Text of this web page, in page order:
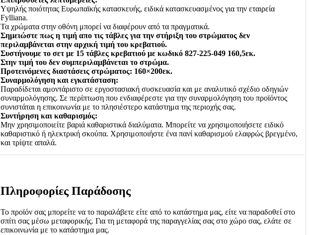
Υψηλής ποιότητας Ευρωπαϊκής κατασκευής, ειδικά κατασκευασμένος για την εταιρεία
Fylliana.
Τα χρώματα στην οθόνη μπορεί να διαφέρουν από τα πραγματικά.
Σημειώστε πως η τιμή απο τις τάβλες για την στήριξη του στρώματος δεν
περιλαμβάνεται στην αρχική τιμή του κρεβατιού.
Συστήνουμε το σετ με 15 τάβλες κρεβατιού με κωδικό 827-225-049 160,5εκ.
Στην τιμή του δεν συμπεριλαμβάνεται το στρώμα.
Προτεινόμενες διαστάσεις στρώματος: 160×200εκ.
Συναρμολόγηση και εγκατάσταση:
Παραδίδεται αμοντάριστο σε εργοστασιακή συσκευασία και με αναλυτικό σχέδιο οδηγιών
συναρμολόγησης. Σε περίπτωση που ενδιαφέρεστε για την συναρμολόγηση του προϊόντος
συνιστάται η επικοινωνία με το πλησιέστερο κατάστημα της περιοχής σας.
Συντήρηση και καθαρισμός:
Μην χρησιμοποιείτε βαριά καθαριστικά διαλύματα. Μπορείτε να χρησιμοποιήσετε ειδικό
καθαριστικό ή ηλεκτρική σκούπα. Χρησιμοποιήστε ένα πανί καθαρισμού ελαφρώς βρεγμένο,
και τρίψτε απαλά.
Πληροφορίες Παράδοσης
Το προϊόν σας μπορείτε να το παραλάβετε είτε από το κατάστημα μας, είτε να παραδοθεί στο
σπίτι σας μέσω μεταφορικής. Για τη μεταφορά της παραγγελίας σας στο χώρο σας, ελάτε σε
επικοινωνία με το κατάστημα μας.